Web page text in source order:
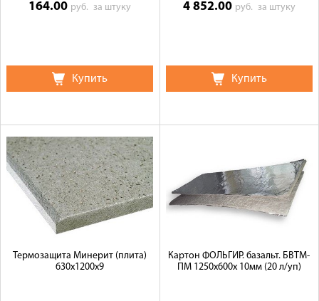
164.00 руб.за штуку
Купить
4 852.00 руб. за штуку
Купить
Термозащита Минерит (плита)
630x1200x9
Картон ФОЛЬГИР. базальт. БВТМ-
ПМ 1250х600х 10мм (20 л/уп)